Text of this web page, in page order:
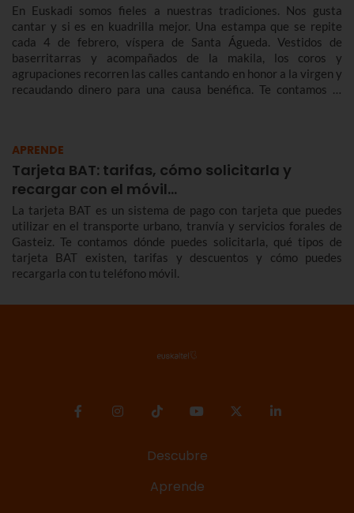
En Euskadi somos fieles a nuestras tradiciones. Nos gusta
cantar y si es en kuadrilla mejor. Una estampa que se repite
cada 4 de febrero, víspera de Santa Águeda. Vestidos de
baserritarras y acompañados de la makila, los coros y
agrupaciones recorren las calles cantando en honor a la virgen y
recaudando dinero para una causa benéfica. Te contamos la
APRENDE
Tarjeta BAT: tarifas, cómo solicitarla y
recargar con el móvil…
La tarjeta BAT es un sistema de pago con tarjeta que puedes
utilizar en el transporte urbano, tranvía y servicios forales de
Gasteiz. Te contamos dónde puedes solicitarla, qué tipos de
tarjeta BAT existen, tarifas y descuentos y cómo puedes
recargarla con tu teléfono móvil.
Descubre
Aprende